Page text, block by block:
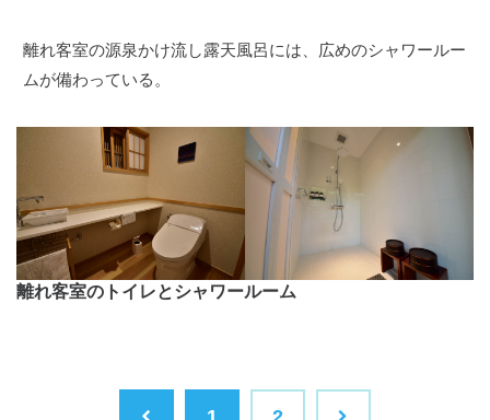
離れ客室の源泉かけ流し露天風呂には、広めのシャワールー
ムが備わっている。
離れ客室のトイレとシャワールーム